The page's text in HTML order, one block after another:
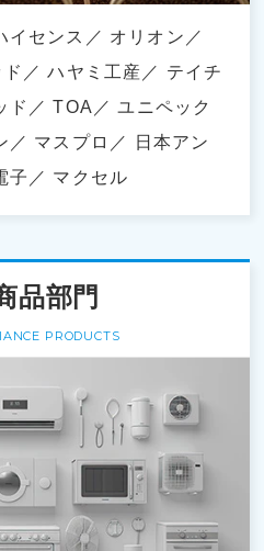
イセンス
オリオン
ハヤミ工産
テイチ
ド TOA
ユニペック
マスプロ
日本アン
子 マクセル
品部門
PRODUCTS